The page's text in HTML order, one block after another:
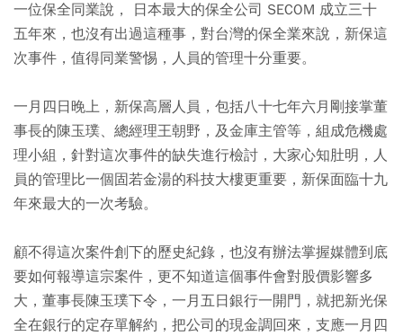
一位保全同業說， 日本最大的保全公司 SECOM 成立三十
五年來，也沒有出過這種事，對台灣的保全業來說，新保這
次事件，值得同業警惕，人員的管理十分重要。
一月四日晚上，新保高層人員，包括八十七年六月剛接掌董
事長的陳玉璞、總經理王朝野，及金庫主管等，組成危機處
理小組，針對這次事件的缺失進行檢討，大家心知肚明，人
員的管理比一個固若金湯的科技大樓更重要，新保面臨十九
年來最大的一次考驗。
顧不得這次案件創下的歷史紀錄，也沒有辦法掌握媒體到底
要如何報導這宗案件，更不知道這個事件會對股價影響多
大，董事長陳玉璞下令，一月五日銀行一開門，就把新光保
全在銀行的定存單解約，把公司的現金調回來，支應一月四